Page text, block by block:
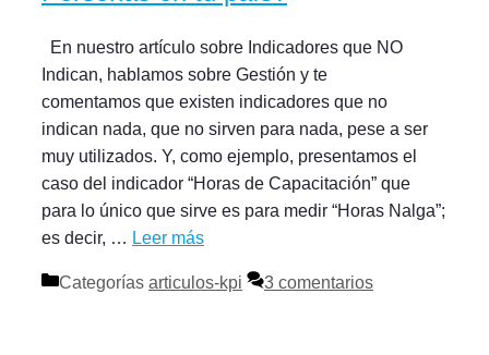
En nuestro artículo sobre Indicadores que NO
Indican, hablamos sobre Gestión y te
comentamos que existen indicadores que no
indican nada, que no sirven para nada, pese a ser
muy utilizados. Y, como ejemplo, presentamos el
caso del indicador “Horas de Capacitación” que
para lo único que sirve es para medir “Horas Nalga”;
es decir, … Leer más
Categorías articulos-kpi 3 comentarios